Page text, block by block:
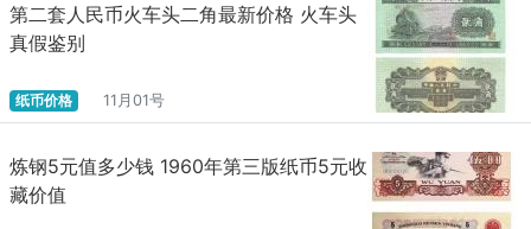
第二套人民币火车头二角最新价格 火车头
真假鉴别
纸币价格 11月01号
炼钢5元值多少钱 1960年第三版纸币5元收
藏价值